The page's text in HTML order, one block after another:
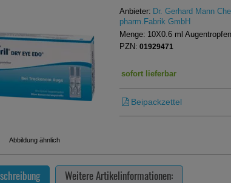
Abbildung ähnlich
Anbieter: Dr. Gerhard Mann
pharm.Fabrik GmbH
Menge: 10X0.6 ml Augentropfen
PZN: 01929471
sofort lieferbar
Beipackzettel
Weitere Artikelinformationen: